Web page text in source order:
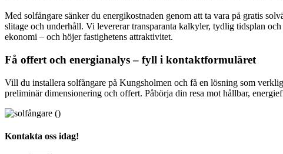
Med solfångare sänker du energikostnaden genom att ta vara på gratis
slitage och underhåll. Vi levererar transparanta kalkyler, tydlig tidsplan
ekonomi – och höjer fastighetens attraktivitet.
Få offert och energianalys – fyll i kontaktformuläret
Vill du installera solfångare på Kungsholmen och få en lösning som
preliminär dimensionering och offert. Påbörja din resa mot hållbar,
Kontakta oss idag!